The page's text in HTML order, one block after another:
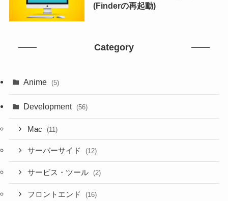
(Finderの再起動)
Category
Anime (5)
Development (56)
Mac (11)
サーバーサイド (12)
サービス・ツール (2)
フロントエンド (16)